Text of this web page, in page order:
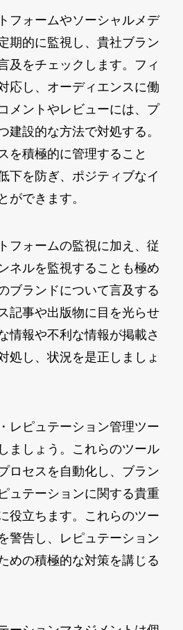
フォームやソーシャルメデ
期的に監視し、貴社ブラン
及をチェックします。フィ
応し、オーディエンスに働
メントやレビューには、プ
建設的な方法で対処する。
を積極的に管理すること
下を防ぎ、ポジティブなイ
ができます。
フォームの監視に加え、従
ネルを監視することも極め
ブランドについて言及する
記事や出版物に目を光らせ
情報や不利な情報が掲載さ
処し、状況を是正しましょ
レピュテーション管理ツー
ましょう。これらのツール
ロセスを自動化し、ブラン
ュテーションに関する貴重
役立ちます。これらのツー
警告し、レピュテーション
めの積極的な対策を講じる